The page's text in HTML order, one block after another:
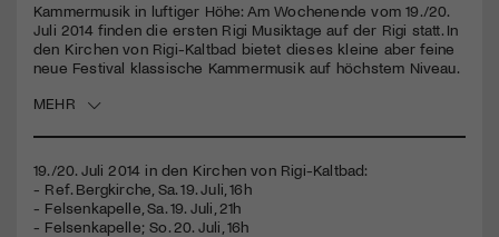
Kammermusik in luftiger Höhe: Am Wochenende vom 19./20.
Juli 2014 finden die ersten Rigi Musiktage auf der Rigi statt. In
den Kirchen von Rigi-Kaltbad bietet dieses kleine aber feine
neue Festival klassische Kammermusik auf höchstem Niveau.
MEHR
19./20. Juli 2014 in den Kirchen von Rigi-Kaltbad:
- Ref. Bergkirche, Sa. 19. Juli, 16h
- Felsenkapelle, Sa. 19. Juli, 21h
- Felsenkapelle; So. 20. Juli, 16h
Mit deiner Mitgliedschaft erhältst du kostenlosen Zugang zu
diversen Kulturevents.
Jetzt Mitglied werden